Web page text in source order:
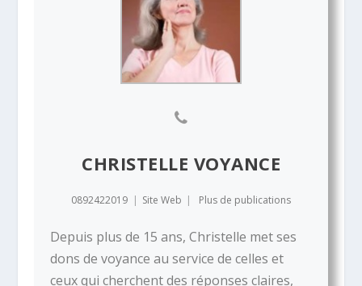
CHRISTELLE VOYANCE
0892422019 | Site Web | Plus de publications
Depuis plus de 15 ans, Christelle met ses
dons de voyance au service de celles et
ceux qui cherchent des réponses claires,